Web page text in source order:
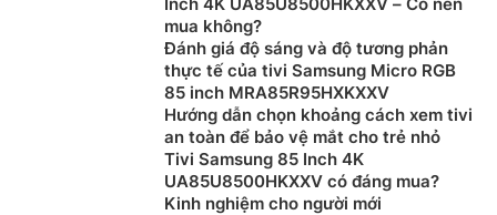
mua không?
Đánh giá độ sáng và độ tương phản
thực tế của tivi Samsung Micro RGB
85 inch MRA85R95HXKXXV
Hướng dẫn chọn khoảng cách xem tivi
an toàn để bảo vệ mắt cho trẻ nhỏ
Tivi Samsung 85 Inch 4K
UA85U8500HKXXV có đáng mua?
Kinh nghiệm cho người mới